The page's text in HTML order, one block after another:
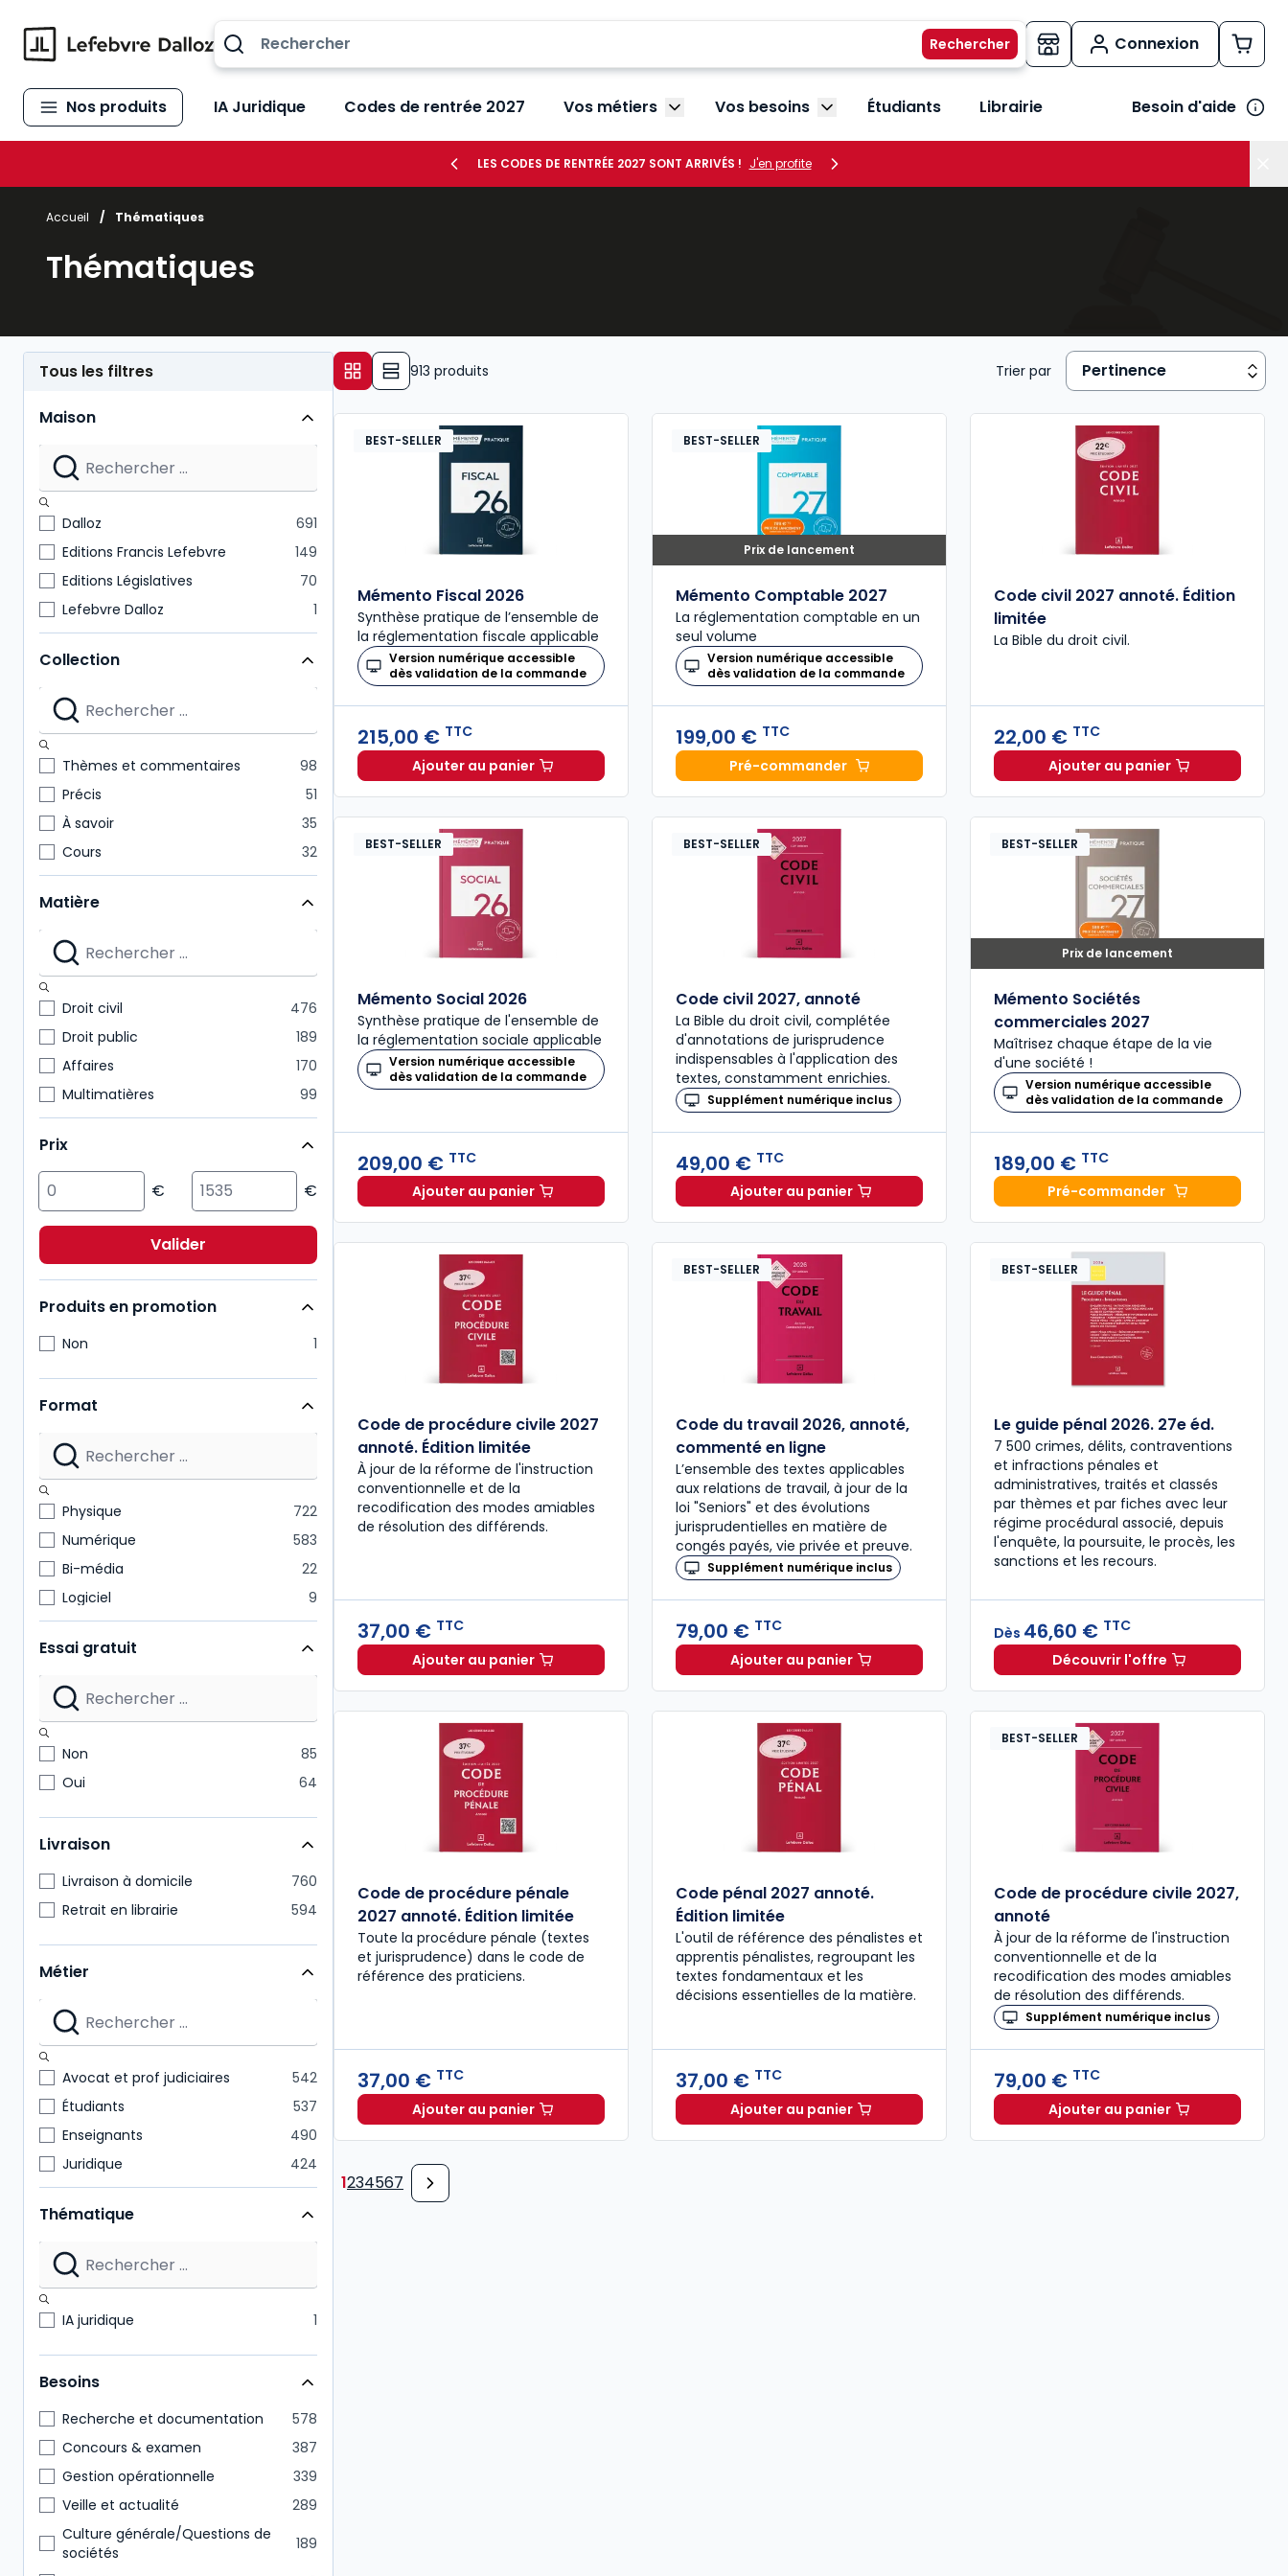
Connexion
Nos produits IA Juridique Codes de rentrée 2027 Vos métiers Afficher le sous-menu Vos métiers
Vos besoins Afficher le sous-menu Vos besoins
Étudiants Librairie Besoin d'aide
LES CODES DE RENTRÉE 2027 SONT ARRIVÉS ! J'en profite
Accueil / Thématiques
Thématiques
Tous les filtres
Maison
Dalloz
691
Editions Francis Lefebvre
149
Editions Législatives
70
Lefebvre Dalloz
1
Collection
Thèmes et commentaires
98
Précis
51
À savoir
35
Cours
32
Codes Dalloz Professionnels
29
Mémentos
28
Nouvelle Bibliothèque de Thèses
Dalloz Action
Matière
Droit civil
476
Droit public
189
Affaires
170
Multimatières
99
Social
99
Sciences politiques et sociales
98
92
Fiscal
72
Immobilier
54
Prix
Valider
Produits en promotion
Non 1
Format
Physique
722
Numérique
583
Bi-média
22
Logiciel
9
Essai gratuit
Non
85
Oui
64
Livraison
Livraison à domicile
760
Retrait en librairie
594
Métier
Avocat et prof judiciaires
542
Étudiants
537
Enseignants
490
Juridique
424
Notaire
218
Expert-comptable
175
Administratif et financier
Commissaire aux comptes
Thématique
IA juridique 1
Besoins
Recherche et documentation
578
Concours & examen
387
Gestion opérationnelle
339
Veille et actualité
289
Culture générale/Questions de
sociétés
189
913 produits Trier par
BEST-SELLER
Mémento Fiscal 2026
Synthèse pratique de l’ensemble de
la réglementation fiscale applicable
Version numérique accessible
dès validation de la commande
215,00 € TTC
Ajouter au panierMémento Fiscal 2026 à 215,00 € TTC
Prix de lancement
BEST-SELLER
Mémento Comptable 2027
La réglementation comptable en un
seul volume
Version numérique accessible
dès validation de la commande
199,00 € TTC
Pré-commanderMémento Comptable 2027 à 199,00 € TTC
Code civil 2027 annoté. Édition
limitée
La Bible du droit civil.
22,00 € TTC
Ajouter au panierCode civil 2027 annoté.
BEST-SELLER
Mémento Social 2026
Synthèse pratique de l'ensemble de
la réglementation sociale applicable
Version numérique accessible
dès validation de la commande
209,00 € TTC
Ajouter au panierMémento Social 2026 à 209,00 € TTC
BEST-SELLER
Code civil 2027, annoté
La Bible du droit civil, complétée
d'annotations de jurisprudence
indispensables à l'application des
textes, constamment enrichies.
Supplément numérique inclus
49,00 € TTC
Ajouter au panierCode civil 2027, annoté à 49,00 € TTC
Prix de lancement
BEST-SELLER
Mémento Sociétés
commerciales 2027
Maîtrisez chaque étape de la vie
d'une société !
Version numérique accessible
dès validation de la commande
189,00 € TTC
Pré-commanderMémento Sociétés
Code de procédure civile 2027
annoté. Édition limitée
À jour de la réforme de l'instruction
conventionnelle et de la
recodification des modes amiables
de résolution des différends.
37,00 € TTC
Ajouter au panierCode de procédure civile 2027 annoté. Édition limitée à 37,00 € TTC
BEST-SELLER
Code du travail 2026, annoté,
commenté en ligne
L’ensemble des textes applicables
aux relations de travail, à jour de la
loi "Seniors" et des évolutions
jurisprudentielles en matière de
congés payés, vie privée et preuve.
Supplément numérique inclus
79,00 € TTC
Ajouter au panierCode du travail 2026, annoté, commenté en ligne à 79,00 € TTC
BEST-SELLER
Le guide pénal 2026. 27e éd.
7 500 crimes, délits, contraventions
et infractions pénales et
administratives, traités et classés
par thèmes et par fiches avec leur
régime procédural associé, depuis
l'enquête, la poursuite, le procès, les
sanctions et les recours.
Dès 46,60 € TTC
Découvrir l'offreLe guide pénal 2026.
Code de procédure pénale
2027 annoté. Édition limitée
Toute la procédure pénale (textes
et jurisprudence) dans le code de
référence des praticiens.
37,00 € TTC
Ajouter au panierCode de procédure pénale 2027 annoté. Édition limitée à 37,00 € TTC
Code pénal 2027 annoté.
Édition limitée
L'outil de référence des pénalistes et
apprentis pénalistes, regroupant les
textes fondamentaux et les
décisions essentielles de la matière.
37,00 € TTC
Ajouter au panierCode pénal 2027 annoté. Édition limitée à 37,00 € TTC
BEST-SELLER
Code de procédure civile 2027,
annoté
À jour de la réforme de l'instruction
conventionnelle et de la
recodification des modes amiables
de résolution des différends.
Supplément numérique inclus
79,00 € TTC
Ajouter au panierCode de procédure
1234567